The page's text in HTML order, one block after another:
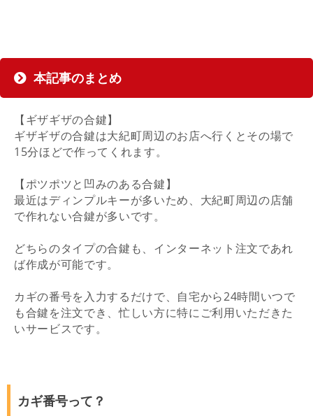
本記事のまとめ
【ギザギザの合鍵】
ギザギザの合鍵は大紀町周辺のお店へ行くとその場で
15分ほどで作ってくれます。
【ポツポツと凹みのある合鍵】
最近はディンプルキーが多いため、大紀町周辺の店舗
で作れない合鍵が多いです。
どちらのタイプの合鍵も、インターネット注文であれ
ば作成が可能です。
カギの番号を入力するだけで、自宅から24時間いつで
も合鍵を注文でき、忙しい方に特にご利用いただきた
いサービスです。
カギ番号って？